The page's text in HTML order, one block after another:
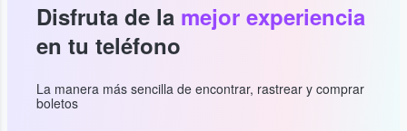
Disfruta de la mejor experiencia
en tu teléfono
La manera más sencilla de encontrar, rastrear y comprar
boletos